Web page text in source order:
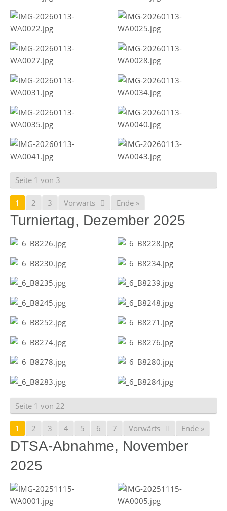
Seite 1 von 3
1 2 3 Vorwärts Ende »
Turniertag, Dezember 2025
Seite 1 von 22
1 2 3 4 5 6 7 Vorwärts Ende »
DTSA-Abnahme, November
2025